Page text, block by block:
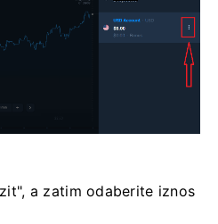
a zatim odaberite iznos